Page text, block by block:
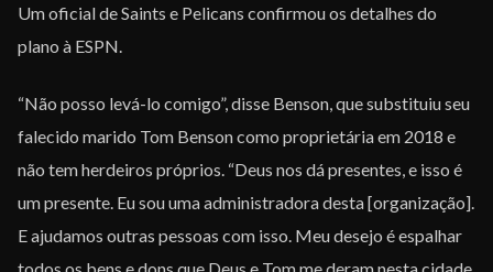
Um oficial de Saints e Pelicans confirmou os detalhes do
plano à ESPN.
“Não posso levá-lo comigo”, disse Benson, que substituiu seu
falecido marido Tom Benson como proprietária em 2018 e
não tem herdeiros próprios. “Deus nos dá presentes, e isso é
um presente. Eu sou uma administradora desta [organização].
E ajudamos outras pessoas com isso. Meu desejo é espalhar
todos os bens e dons que Deus e Tom me deram nesta cidade